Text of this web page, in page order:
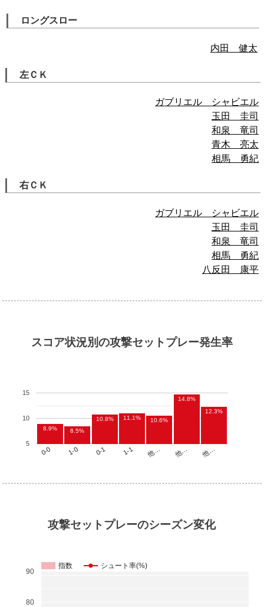
ロングスロー
内田 健太
左ＣＫ
ガブリエル シャビエル
玉田 圭司
和泉 竜司
青木 亮太
相馬 勇紀
右ＣＫ
ガブリエル シャビエル
玉田 圭司
和泉 竜司
相馬 勇紀
八反田 康平
スコア状況別の攻撃セットプレー発生率
0-0 1-0 0-1 1-1 他… 他… 他…
5
10
15
8.9% 8.5%
10.8% 11.1% 10.6%
14.8%
12.3%
攻撃セットプレーのシーズン変化
指数 シュート率(%)
80
90